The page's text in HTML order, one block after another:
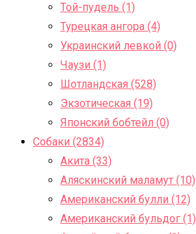
Той-пудель (1)
Турецкая ангора (4)
Украинский левкой (0)
Чаузи (1)
Шотландская (528)
Экзотическая (19)
Японский бобтейл (0)
Собаки (2834)
Акита (33)
Аляскинский маламут (10)
Американский булли (12)
Американский бульдог (1)